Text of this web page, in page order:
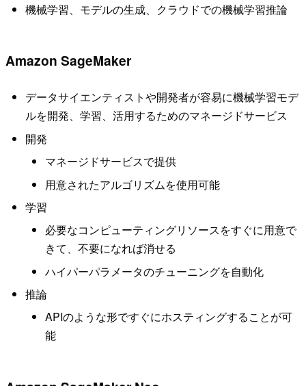
機械学習、モデルの生成、クラウドでの機械学習推論
Amazon SageMaker
データサイエンティストや開発者が容易に機械学習モデ
ルを開発、学習、活用するためのマネージドサービス
開発
マネージドサービスで提供
用意されたアルゴリズムを使用可能
学習
必要なコンピューティングリソースをすぐに用意で
きて、不要になれば消せる
ハイパーパラメータのチューニングを自動化
推論
APIのような形ですぐにホスティングすることが可
能